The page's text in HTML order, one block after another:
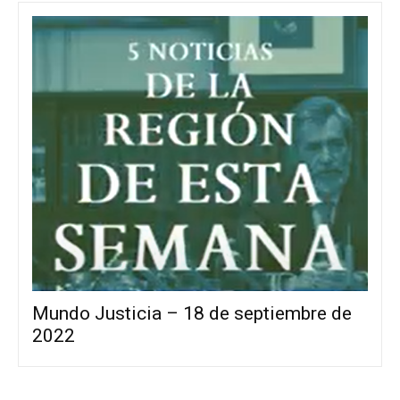
Mundo Justicia – 18 de septiembre de
2022